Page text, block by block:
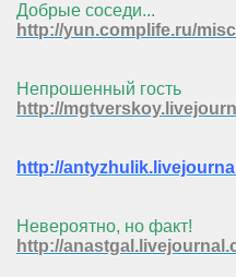
Добрые соседи...
http://yun.complife.ru/
Непрошенный гость
http://
http://
Невероятно, но факт!
http://